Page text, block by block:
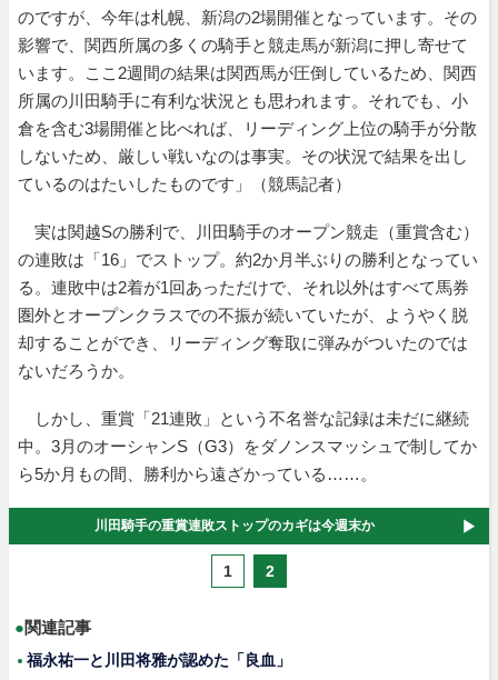
のですが、今年は札幌、新潟の2場開催となっています。その
影響で、関西所属の多くの騎手と競走馬が新潟に押し寄せて
います。ここ2週間の結果は関西馬が圧倒しているため、関西
所属の川田騎手に有利な状況とも思われます。それでも、小
倉を含む3場開催と比べれば、リーディング上位の騎手が分散
しないため、厳しい戦いなのは事実。その状況で結果を出し
ているのはたいしたものです」（競馬記者）
実は関越Sの勝利で、川田騎手のオープン競走（重賞含む）
の連敗は「16」でストップ。約2か月半ぶりの勝利となってい
る。連敗中は2着が1回あっただけで、それ以外はすべて馬券
圏外とオープンクラスでの不振が続いていたが、ようやく脱
却することができ、リーディング奪取に弾みがついたのでは
ないだろうか。
しかし、重賞「21連敗」という不名誉な記録は未だに継続
中。3月のオーシャンS（G3）をダノンスマッシュで制してか
ら5か月もの間、勝利から遠ざかっている……。
川田騎手の重賞連敗ストップのカギは今週末か
1 2
●関連記事
福永祐一と川田将雅が認めた「良血」